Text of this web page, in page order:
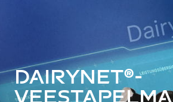
DairyNet®-